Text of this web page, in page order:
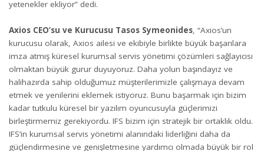
yetenekler ekliyor” dedi.
Axios CEO’su ve Kurucusu Tasos Symeonides, “Axios’un
kurucusu olarak, Axios ailesi ve ekibiyle birlikte büyük başarılara
imza atmış küresel kurumsal servis yönetimi çözümleri sağlayıcısı
olmaktan büyük gurur duyuyoruz. Daha yolun başındayız ve
halihazırda sahip olduğumuz müşterilerimizle çalışmaya devam
etmek ve yenilerini eklemek istiyoruz. Bunu başarmak için bizim
kadar tutkulu küresel bir yazılım oyuncusuyla güçlerimizi
birleştirmemiz gerekiyordu. IFS bizim için stratejik bir ortaklık oldu.
IFS’in kurumsal servis yönetimi alanındaki liderliğini daha da
güçlendirmesine ve genişletmesine yardımcı olmada büyük bir rol